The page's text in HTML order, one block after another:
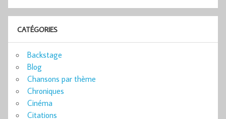
CATÉGORIES
Backstage
Blog
Chansons par thème
Chroniques
Cinéma
Citations